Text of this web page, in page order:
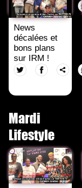
News
décalées et
bons plans
sur IRM !
Mardi
Lifestyle